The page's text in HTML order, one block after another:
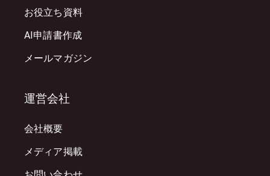
お役立ち資料
AI申請書作成
メールマガジン
運営会社
会社概要
メディア掲載